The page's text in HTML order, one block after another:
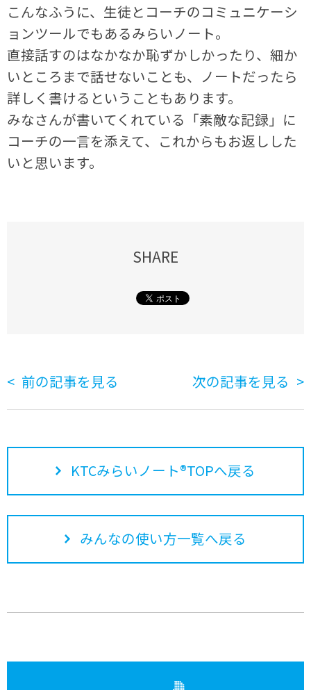
こんなふうに、生徒とコーチのコミュニケーシ
ョンツールでもあるみらいノート。
直接話すのはなかなか恥ずかしかったり、細か
いところまで話せないことも、ノートだったら
詳しく書けるということもあります。
みなさんが書いてくれている「素敵な記録」に
コーチの一言を添えて、これからもお返しした
いと思います。
SHARE
前の記事を見る 次の記事を見る
KTCみらいノート®TOPへ戻る
みんなの使い方一覧へ戻る